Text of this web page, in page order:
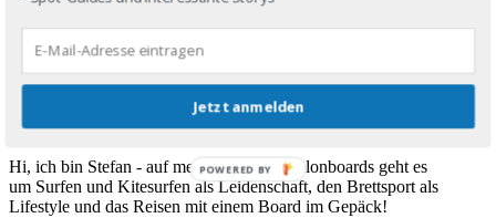
the Shark!
About me
Hi, ich bin Stefan - auf meinem Blog travelonboards geht es
um Surfen und Kitesurfen als Leidenschaft, den Brettsport als
Lifestyle und das Reisen mit einem Board im Gepäck!
Jetzt anmelden
POWERED BY